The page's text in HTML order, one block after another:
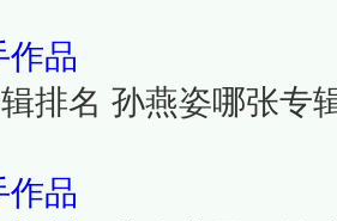
作品
排名 孙燕姿哪张专
作品